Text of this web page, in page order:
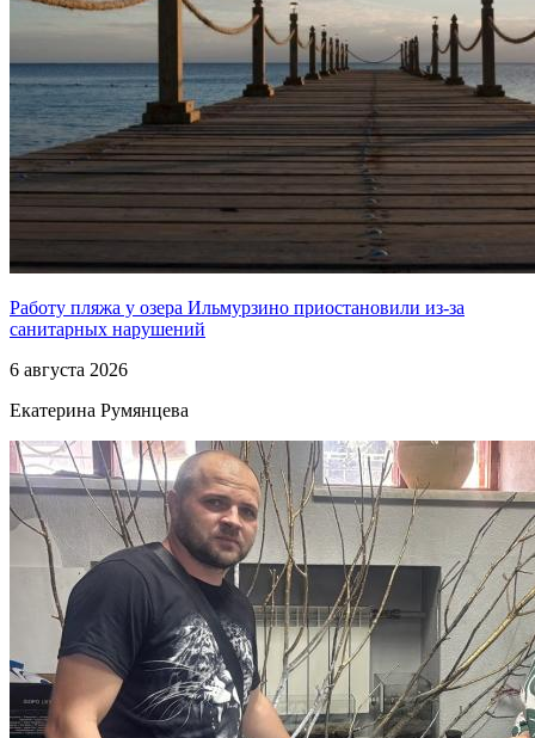
Работу пляжа у озера Ильмурзино приостановили из-за
санитарных нарушений
6 августа 2026
Екатерина Румянцева